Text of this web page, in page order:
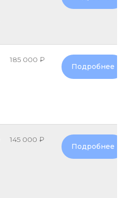
185 000 ₽
Подробнее
145 000 ₽
Подробнее